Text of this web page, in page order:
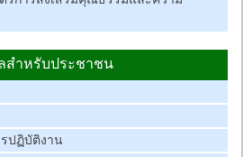
สำหรับประชาชน
ปฏิบัติงาน